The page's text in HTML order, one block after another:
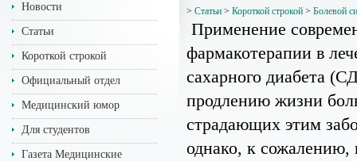
Новости
Статьи
Короткой строкой
Официальный отдел
Медицинский юмор
Для студентов
Газета Медицинские
> Статьи > Короткой строкой > Болевой
Применение
фармакотерапии в
сахарного диабета
продлению жизни
страдающих этим
однако, к сожалению,